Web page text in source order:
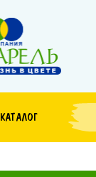
КАТАЛОГ